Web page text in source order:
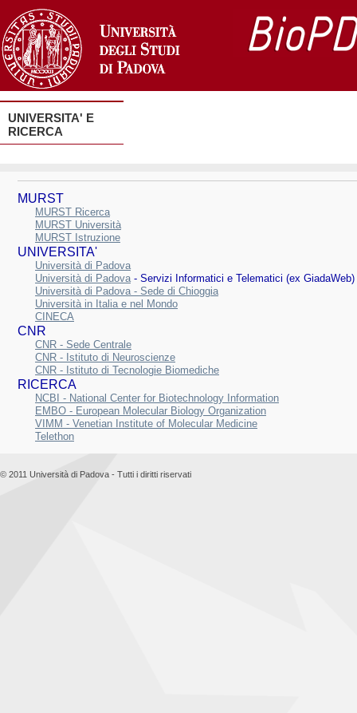
UNIVERSITA' E
RICERCA
MURST
MURST Ricerca
MURST Università
MURST Istruzione
UNIVERSITA'
Università di Padova
Università di Padova- Servizi Informatici e Telematici (ex GiadaWeb)
Università di Padova - Sede di Chioggia
Università in Italia e nel Mondo
CINECA
CNR
CNR - Sede Centrale
CNR - Istituto di Neuroscienze
CNR - Istituto di Tecnologie Biomediche
RICERCA
NCBI - National Center for Biotechnology Information
EMBO - European Molecular Biology Organization
VIMM - Venetian Institute of Molecular Medicine
Telethon
© 2011 Università di Padova - Tutti i diritti riservati